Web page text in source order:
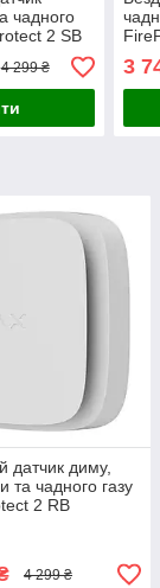
чадного
2 SB
4 299 ₴ 3
датчик диму,
та чадного газу
2 RB
CO) (8EU) White
4 299 ₴